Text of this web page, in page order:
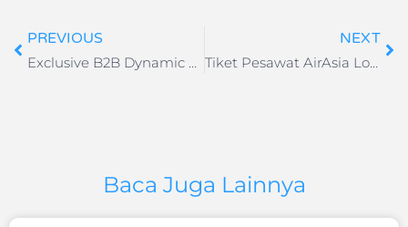
PREVIOUS
Exclusive B2B Dynamic Rate Marriott International
NEXT
Tiket Pesawat AirAsia Lombok – Yogyakarta
Baca Juga Lainnya